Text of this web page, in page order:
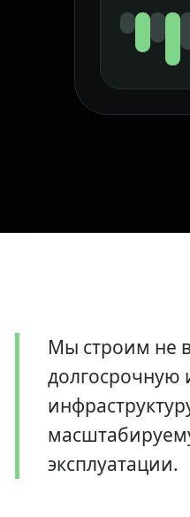
Мы строим не
эксплуатации.